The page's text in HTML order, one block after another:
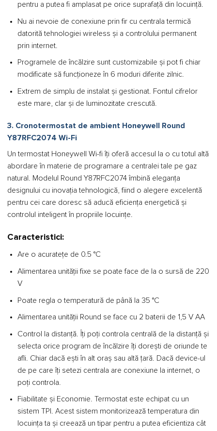
pentru a putea fi amplasat pe orice suprafață din locuință.
Nu ai nevoie de conexiune prin fir cu centrala termică
datorită tehnologiei wireless și a controlului permanent
prin internet.
Programele de încălzire sunt customizabile și pot fi chiar
modificate să funcționeze în 6 moduri diferite zilnic.
Extrem de simplu de instalat și gestionat. Fontul cifrelor
este mare, clar și de luminozitate crescută.
3. Cronotermostat de ambient Honeywell Round
Y87RFC2074 Wi-Fi
Un termostat Honeywell Wi-fi îți oferă accesul la o cu totul altă
abordare în materie de programare a centralei tale pe gaz
natural. Modelul Round Y87RFC2074 îmbină eleganța
designului cu inovația tehnologică, fiind o alegere excelentă
pentru cei care doresc să aducă eficiența energetică și
controlul inteligent în propriile locuințe.
Caracteristici:
Are o acuratețe de 0.5 °C
Alimentarea unității fixe se poate face de la o sursă de 220
V
Poate regla o temperatură de până la 35 °C
Alimentarea unității Round se face cu 2 baterii de 1,5 V AA
Control la distanță. Îți poți controla centrală de la distanță și
selecta orice program de încălzire îți dorești de oriunde te
afli. Chiar dacă ești în alt oraș sau altă țară. Dacă device-ul
de pe care îți setezi centrala are conexiune la internet, o
poți controla.
Fiabilitate și Economie. Termostat este echipat cu un
sistem TPI. Acest sistem monitorizează temperatura din
locuința ta și creează un tipar pentru a putea eficientiza cât